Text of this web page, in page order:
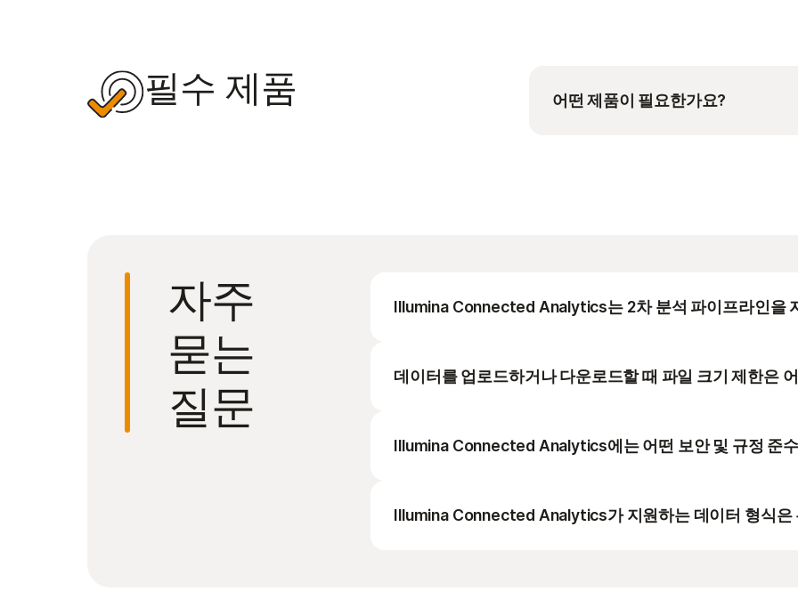
필수 제품 어떤 제품이 필요한가요?
자주
묻는
질문
Illumina Connected Analytics는 2차 분석 파이프라인을
수 있습니다.여기에서 2차 분석 유형을 보세요.
데이터를 업로드하거나 다운로드할 때 파일 크기 제한은
업로드에는 크기 제한이 없습니다(5 GB를 초과하는 업로
Illumina Connected Analytics에는 어떤 보안 및 규정 준
신뢰할 수 있는 클라우드 인프라에 구축된 광범위
Illumina Connected Analytics가 지원하는 데이터 형식은